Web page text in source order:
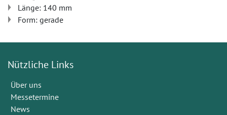
Länge: 140 mm
Form: gerade
Nützliche Links
Über uns
Messetermine
News